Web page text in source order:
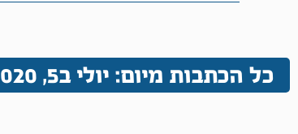
כל הכתבות מיום: יולי ב5, 2020